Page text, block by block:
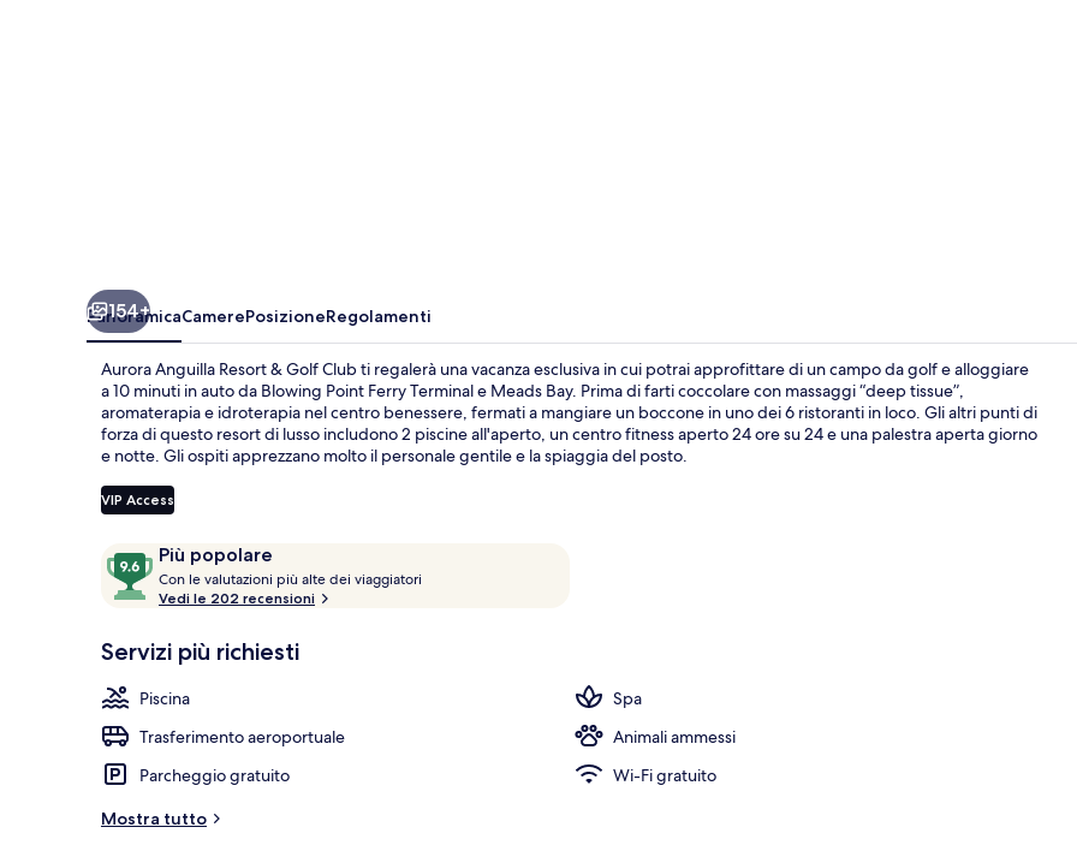
Biancheria
154+
PanoramicaCamerePosizioneRegolamenti
Aurora Anguilla Resort & Golf Club ti regalerà una vacanza esclusiva in cui potrai approfittare di un campo da golf e alloggiare
a 10 minuti in auto da Blowing Point Ferry Terminal e Meads Bay. Prima di farti coccolare con massaggi “deep tissue”,
aromaterapia e idroterapia nel centro benessere, fermati a mangiare un boccone in uno dei 6 ristoranti in loco. Gli altri punti di
forza di questo resort di lusso includono 2 piscine all'aperto, un centro fitness aperto 24 ore su 24 e una palestra aperta giorno
e notte. Gli ospiti apprezzano molto il personale gentile e la spiaggia del posto.
VIP Access
RecensioniPiù popolare
9.6
su
10,
popolare
Con le valutazioni più alte dei viaggiatori
Vedi le 202 recensioni
Servizi più richiesti
Piscina
Spa
Trasferimento aeroportuale
Animali ammessi
Parcheggio gratuito
Wi-Fi gratuito
Mostra tutto